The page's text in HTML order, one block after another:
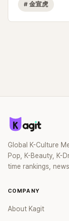
# 金宣虎
Global K-Culture
Pop, K-Beauty, K-
time rankings,
COMPANY
About Kagit